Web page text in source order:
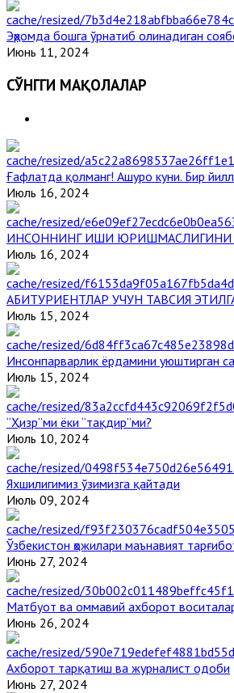
Эҳромда бошга ўрнатиб олинадиган
Июнь 11, 2024
СЎНГГИ МАҚОЛАЛАР
Ғафлатда қолманг! Ашуро куни. Бир
Июль 16, 2024
ИНСОННИНГ ИШИ ЮРИШМАСЛИГИНИ
Июль 16, 2024
АБИТУРИЕНТЛАР УЧУН ТАВСИЯ
Июль 15, 2024
Инсонпарварлик ёрдамини уюштирган
Июль 15, 2024
“Ҳизр”ми ёки “тақдир”ми?
Июль 10, 2024
Яхшилигимиз ўзимизга қайтади
Июль 09, 2024
Ўзбекистон ҳожилари маънавият
Июнь 27, 2024
Матбуот ва оммавий ахборот
Июнь 26, 2024
Ахборот тарқатиш ва журналист одоби
Июнь 27, 2024